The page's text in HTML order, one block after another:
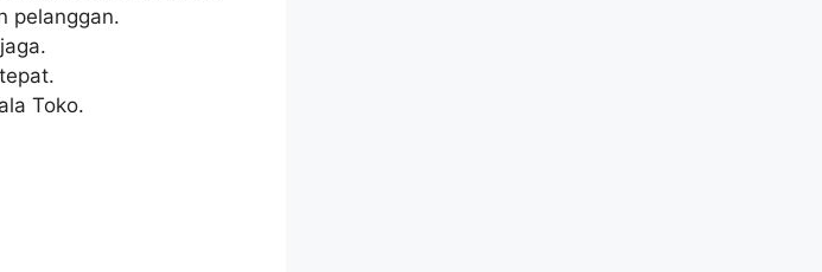
pelanggan.
Toko.